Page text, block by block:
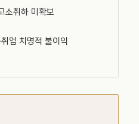
소취하 미확보
업 치명적 불이익